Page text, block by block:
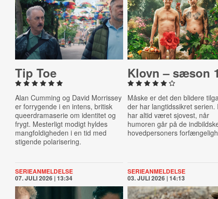
Tip Toe
Alan Cumming og David Morrissey
er forrygende i en intens, britisk
queerdramaserie om identitet og
frygt. Mesterligt modigt hyldes
mangfoldigheden i en tid med
stigende polarisering.
Klovn – sæson
Måske er det den blidere
der har langtidssikret serien.
har altid været sjovest, når
humoren går på de
hovedpersoners
SERIEANMELDELSE
07. JULI 2026 | 13:34
SERIEANMELDELSE
03. JULI 2026 | 14:13